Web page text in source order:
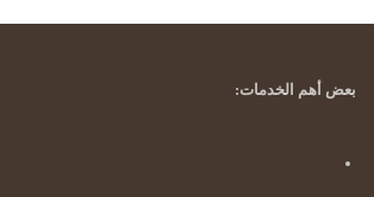
بعض أهم الخدمات: